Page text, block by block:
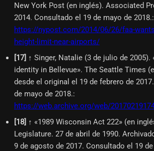
New York Post (en inglés). Associated
2014. Consultado el 19 de mayo de 2018.:
https://nypost.com/2014/06/26/faa-
height-limit-near-airports/
[17] ↑ Singer, Natalie (3 de julio de 2005).
identity in Bellevue». The Seattle Times
desde el original el 19 de febrero de
de mayo de 2018.:
https://web.archive.org/web/
[18] ↑ «1989 Wisconsin Act 222» (en
Legislature. 27 de abril de 1990.
9 de agosto de 2017. Consultado el 19